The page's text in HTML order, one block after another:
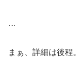
…
まぁ、詳細は後程。